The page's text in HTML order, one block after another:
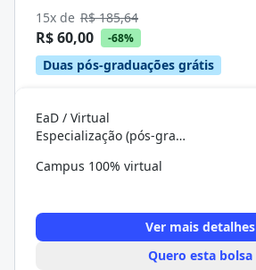
15x de R$ 185,64
R$ 60,00 -68%
Duas pós-graduações grátis
EaD / Virtual
Especialização (pós-graduação)
Campus 100% virtual
Ver mais detalhes
Quero esta bolsa